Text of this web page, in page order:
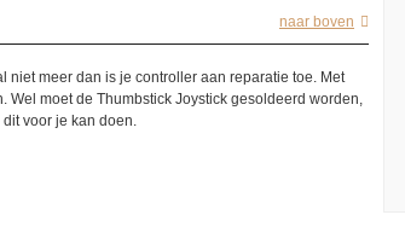
naar boven
niet meer dan is je controller aan reparatie toe. Met
moet de Thumbstick Joystick gesoldeerd worden,
voor je kan doen.